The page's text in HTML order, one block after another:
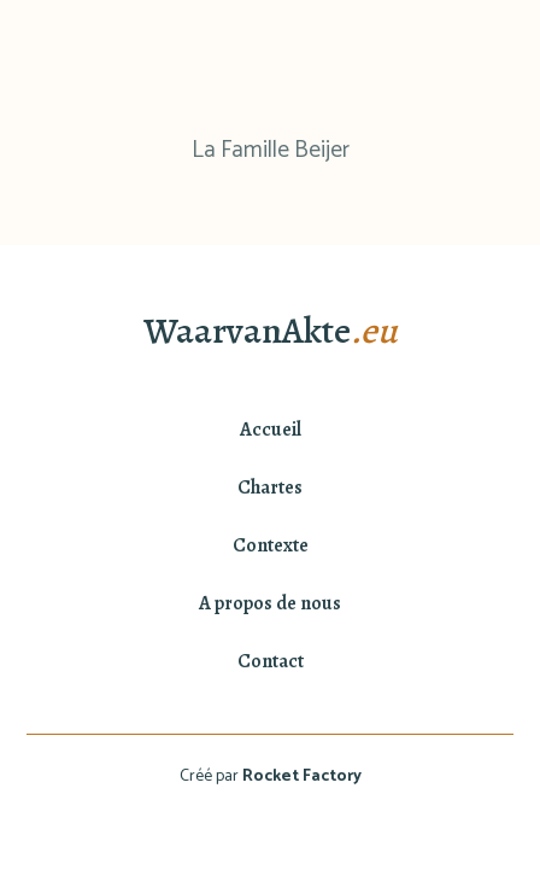
La Famille Beijer
WaarvanAkte.eu
Accueil
Chartes
Contexte
A propos de nous
Contact
Créé parRocket Factory